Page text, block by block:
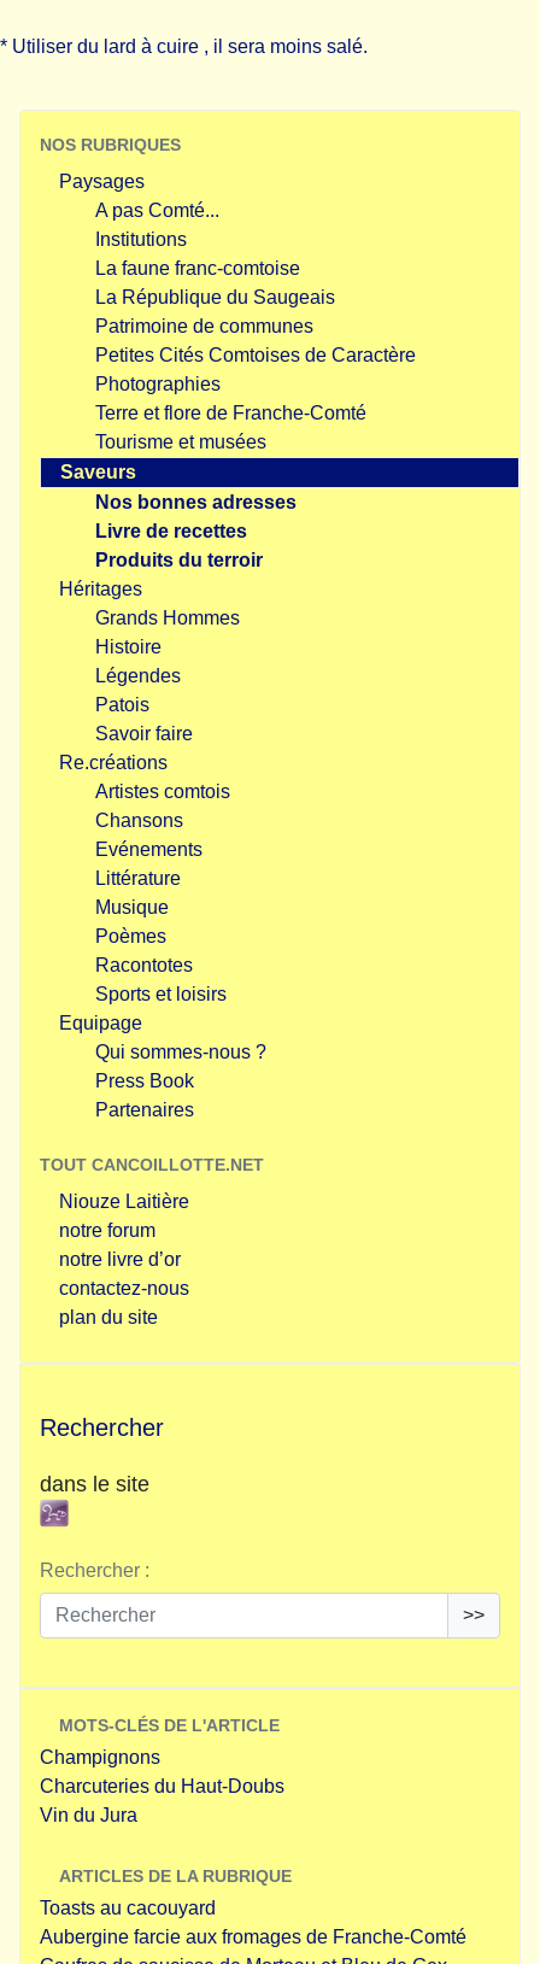
* Utiliser du lard à cuire , il sera moins salé.
NOS RUBRIQUES
Paysages
A pas Comté...
Institutions
La faune franc-comtoise
La République du Saugeais
Patrimoine de communes
Petites Cités Comtoises de Caractère
Photographies
Terre et flore de Franche-Comté
Tourisme et musées
Saveurs
Nos bonnes adresses
Livre de recettes
Produits du terroir
Héritages
Grands Hommes
Histoire
Légendes
Patois
Savoir faire
Re.créations
Artistes comtois
Chansons
Evénements
Littérature
Musique
Poèmes
Racontotes
Sports et loisirs
Equipage
Qui sommes-nous ?
Press Book
Partenaires
TOUT CANCOILLOTTE.NET
Niouze Laitière
notre forum
notre livre d’or
contactez-nous
plan du site
Rechercher
dans le site
Rechercher :
>>
MOTS-CLÉS DE L'ARTICLE
Champignons
Charcuteries du Haut-Doubs
Vin du Jura
ARTICLES DE LA RUBRIQUE
Toasts au cacouyard
Aubergine farcie aux fromages de Franche-Comté